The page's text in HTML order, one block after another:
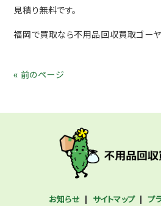
見積り無料です。
福岡で買取なら不用品回収買取ゴーヤ
« 前のページ
お知らせ サイトマップ プ